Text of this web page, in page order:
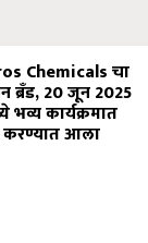
Chemicals चा
ब्रँड, 20 जून 2025
भव्य कार्यक्रमात
करण्यात आला